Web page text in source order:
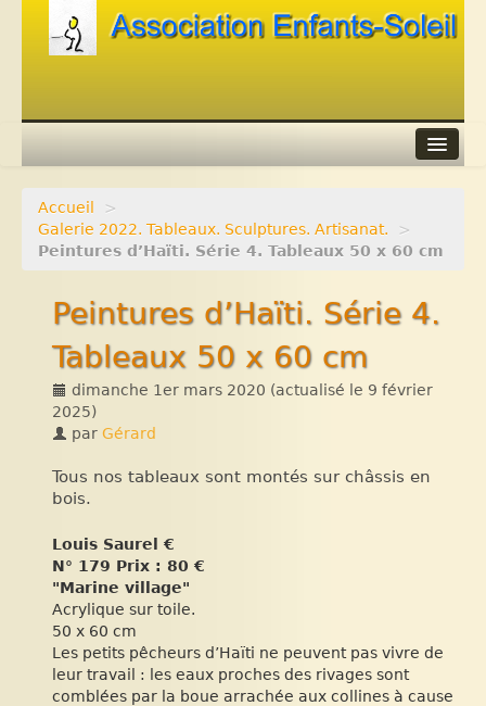
Agenda
Adhérer
Contacts
Liens
Accueil
>
Galerie 2022. Tableaux. Sculptures. Artisanat.
>
Peintures d’Haïti. Série 4. Tableaux 50 x 60 cm
Peintures d’Haïti. Série 4.
Tableaux 50 x 60 cm
dimanche 1er mars 2020 (actualisé le 9 février
2025)
par Gérard
Tous nos tableaux sont montés sur châssis en
bois.
Louis Saurel €
N° 179 Prix : 80 €
"Marine village"
Acrylique sur toile.
50 x 60 cm
Les petits pêcheurs d’Haïti ne peuvent pas vivre de
leur travail : les eaux proches des rivages sont
comblées par la boue arrachée aux collines à cause